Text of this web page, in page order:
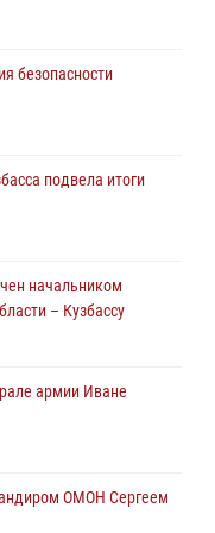
побои
порядка на
на
безопасности
подвела итоги
начальником
– Кузбассу
армии Иване
ОМОН Сергеем